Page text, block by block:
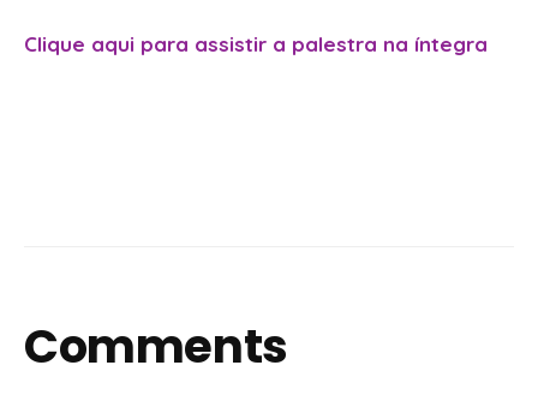
Clique aqui para assistir a palestra na íntegra
Comments